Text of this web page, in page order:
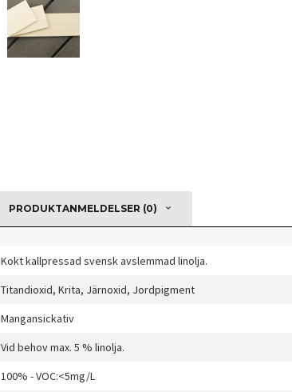
PRODUKTANMELDELSER (0)
Kokt kallpressad svensk avslemmad linolja.
Titandioxid, Krita, Järnoxid, Jordpigment
Mangansickativ
Vid behov max. 5 % linolja.
100% - VOC:<5mg/L